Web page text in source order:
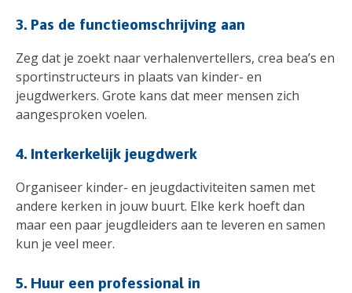
3. Pas de functieomschrijving aan
Zeg dat je zoekt naar verhalenvertellers, crea bea’s en
sportinstructeurs in plaats van kinder- en
jeugdwerkers. Grote kans dat meer mensen zich
aangesproken voelen.
4. Interkerkelijk jeugdwerk
Organiseer kinder- en jeugdactiviteiten samen met
andere kerken in jouw buurt. Elke kerk hoeft dan
maar een paar jeugdleiders aan te leveren en samen
kun je veel meer.
5. Huur een professional in